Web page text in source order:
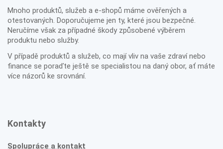
Mnoho produktů, služeb a e-shopů máme ověřených a
otestovaných. Doporučujeme jen ty, které jsou bezpečné.
Neručíme však za případné škody způsobené výběrem
produktu nebo služby.
V případě produktů a služeb, co mají vliv na vaše zdraví nebo
finance se poraďte ještě se specialistou na daný obor, ať máte
více názorů ke srovnání.
Kontakty
Spolupráce a kontakt